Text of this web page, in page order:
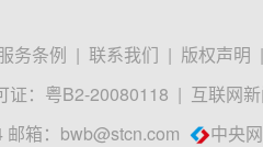
务条例 | 联系我们 | 版权声明 |
证：粤B2-20080118 | 互联网
箱： bwb@stcn.com 中央